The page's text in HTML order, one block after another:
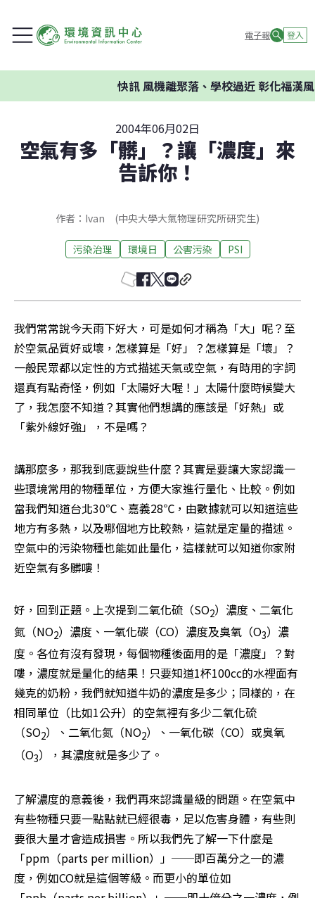
電子報 登入
快訊風機離聚落、學校過近 彰化福漢風
2004年06月02日
空氣有多「髒」？讓「濃度」來
告訴你！
作者：Ivan (中央大學大氣物理研究所研究生)
污染治理 環境日 公害污染 PSI
我們常常說今天雨下好大，可是如何才稱為「大」呢？至
於空氣品質好或壞，怎樣算是「好」？怎樣算是「壞」？
一般民眾都以定性的方式描述天氣或空氣，有時用的字詞
還真有點奇怪，例如「太陽好大喔！」太陽什麼時候變大
了，我怎麼不知道？其實他們想講的應該是「好熱」或
「紫外線好強」，不是嗎？
講那麼多，那我到底要說些什麼？其實是要讓大家認識一
些環境常用的物種單位，方便大家進行量化、比較。例如
當我們知道台北30℃、嘉義28℃，由數據就可以知道這些
地方有多熱，以及哪個地方比較熱，這就是定量的描述。
空氣中的污染物種也能如此量化，這樣就可以知道你家附
近空氣有多髒嘍！
好，回到正題。上次提到二氧化硫（SO2）濃度、二氧化
氮（NO2）濃度、一氧化碳（CO）濃度及臭氧（O3）濃
度。各位有沒有發現，每個物種後面用的是「濃度」？對
嘍，濃度就是量化的結果！只要知道1杯100cc的水裡面有
幾克的奶粉，我們就知道牛奶的濃度是多少；同樣的，在
相同單位（比如1公升）的空氣裡有多少二氧化硫
（SO2）、二氧化氮（NO2）、一氧化碳（CO）或臭氧
（O3），其濃度就是多少了。
了解濃度的意義後，我們再來認識量級的問題。在空氣中
有些物種只要一點點就已經很毒，足以危害身體，有些則
要很大量才會造成損害。所以我們先了解一下什麼是
「ppm（parts per million）」──即百萬分之一的濃
度，例如CO就是這個等級。而更小的單位如